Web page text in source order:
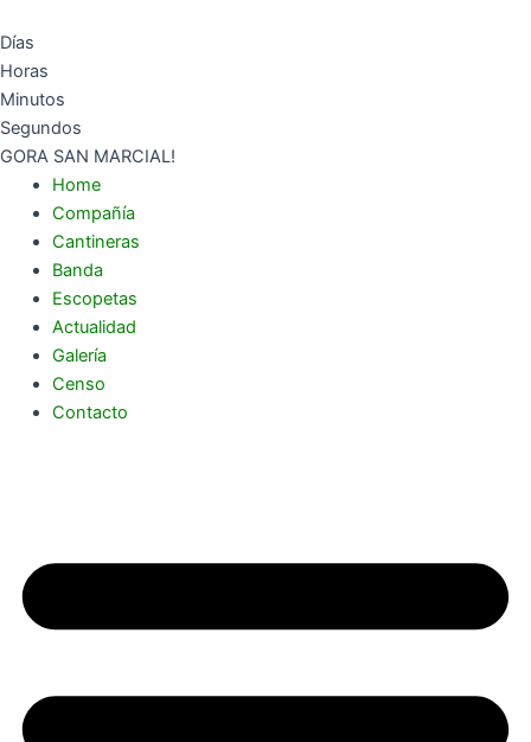
al
contenido
Días
Horas
Minutos
Segundos
GORA SAN MARCIAL!
Home
Compañía
Cantineras
Banda
Escopetas
Actualidad
Galería
Censo
Contacto